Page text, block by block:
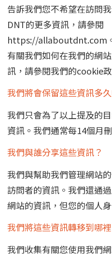
告訴我們您不希望在訪問
DNT的更多資訊，請參閱
https://allaboutdnt.com
有關我們如何在我們的網
訊，請參閱我們的cookie政
我們將會保留這些資訊多
我們只會為了以上提及的
資訊。我們通常每14個月
我們與誰分享這些資訊？
我們與幫助我們管理網站
訪問者的資訊。我們還通
網站的資訊，但您的個人
我們將這些資訊轉移到哪裡
我們收集有關您使用我們